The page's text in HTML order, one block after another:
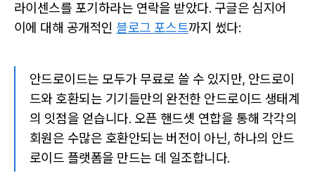
라이센스를 포기하라는 연락을 받았다. 구글은 심지어
이에 대해 공개적인 블로그 포스트까지 썼다:
안드로이드는 모두가 무료로 쓸 수 있지만, 안드로이
드와 호환되는 기기들만의 완전한 안드로이드 생태계
의 잇점을 얻습니다. 오픈 핸드셋 연합을 통해 각각의
회원은 수많은 호환안되는 버전이 아닌, 하나의 안드
로이드 플랫폼을 만드는 데 일조합니다.